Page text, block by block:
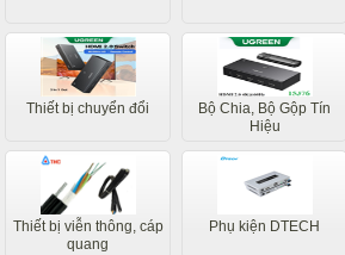
Thiết bị chuyển đổi
Bộ Chia, Bộ Gộp Tín
Hiệu
Thiết bị viễn thông, cáp
quang
Phụ kiện DTECH